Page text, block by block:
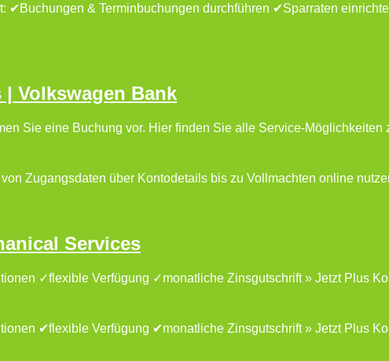
✔Buchungen & Terminbuchungen durchführen ✔Sparraten
Volkswagen Bank
Sie eine Buchung vor. Hier finden Sie alle Service-Möglichkeiten
Zugangsdaten über Kontodetails bis zu Vollmachten online
Services
✓flexible Verfügung ✓monatliche Zinsgutschrift » Jetzt Plus
✔flexible Verfügung ✔monatliche Zinsgutschrift » Jetzt Plus